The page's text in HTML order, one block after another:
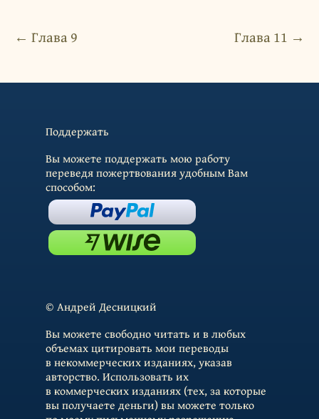
← Глава 9 Глава 11 →
Поддержать
Вы можете поддержать мою работу
переведя пожертвования удобным Вам
способом:
© Андрей Десницкий
Вы можете свободно читать и в любых
объемах цитировать мои переводы
в некоммерческих изданиях, указав
авторство. Использовать их
в коммерческих изданиях (тех, за которые
вы получаете деньги) вы можете только